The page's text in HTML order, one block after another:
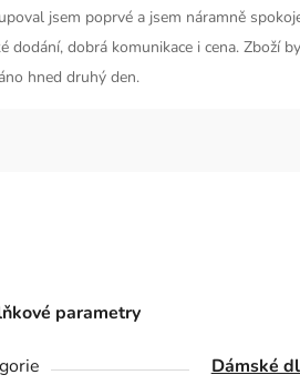
jsem poprvé a jsem náramně
dodání, dobrá komunikace i cena. Zboží
hned druhý den.
parametry
Dámské